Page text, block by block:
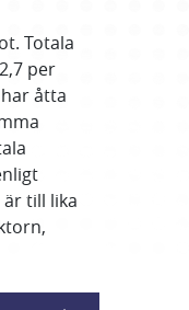
Totala
per
åtta
till lika